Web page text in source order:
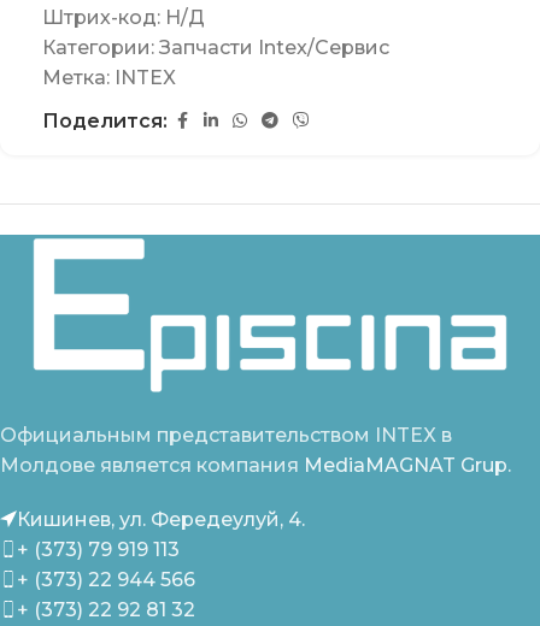
Штрих-код: Н/Д
Категории: Запчасти Intex/Сервис
Метка: INTEX
Поделится:
Официальным представительством INTEX в
Молдове является компания MediaMAGNAT Grup.
Кишинев, ул. Фередеулуй, 4.
+ (373) 79 919 113
+ (373) 22 944 566
+ (373) 22 92 81 32